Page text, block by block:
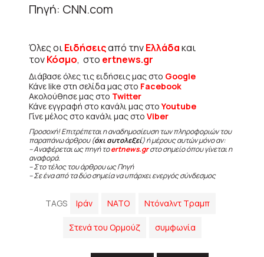
Πηγή: CNN.com
Όλες οιΕιδήσειςαπό τηνΕλλάδακαι
τονΚόσμο, στο ertnews.gr
Διάβασε όλες τις ειδήσεις μας στο Google
Κάνε like στη σελίδα μας στο Facebook
Ακολούθησε μας στο Twitter
Κάνε εγγραφή στο κανάλι μας στοYoutube
Γίνε μέλος στο κανάλι μας στο Viber
Προσοχή! Επιτρέπεται η αναδημοσίευση των πληροφοριών του
παραπάνω άρθρου (όχι αυτολεξεί) ή μέρους αυτών μόνο αν:
– Αναφέρεται ως πηγή τοertnews.grστο σημείο όπου γίνεται η
αναφορά.
– Στο τέλος του άρθρου ως Πηγή
– Σε ένα από τα δύο σημεία να υπάρχει ενεργός σύνδεσμος
TAGS Ιράν ΝΑΤΟ Ντόναλντ Τραμπ
Στενά του Ορμούζ συμφωνία